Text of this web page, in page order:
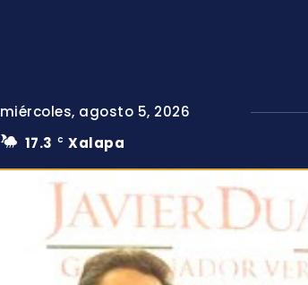
miércoles, agosto 5, 2026
17.3
C Xalapa